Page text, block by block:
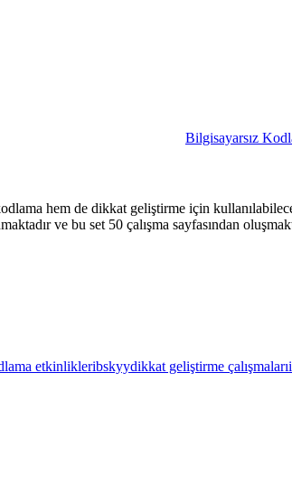
Bilgisayarsız
hem de dikkat geliştirme için
ve bu set 50 çalışma sayfasından
etkinlikleribskyydikkat geliştirme çalışmaları